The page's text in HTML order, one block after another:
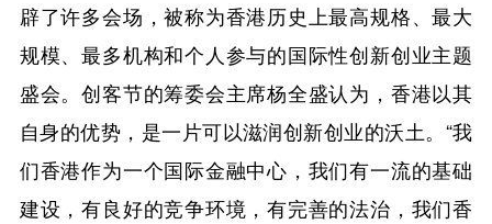
辟了许多会场，被称为香港历史上最高规格、最大
规模、最多机构和个人参与的国际性创新创业主题
盛会。创客节的筹委会主席杨全盛认为，香港以其
自身的优势，是一片可以滋润创新创业的沃土。“我
们香港作为一个国际金融中心，我们有一流的基础
建设，有良好的竞争环境，有完善的法治，我们香